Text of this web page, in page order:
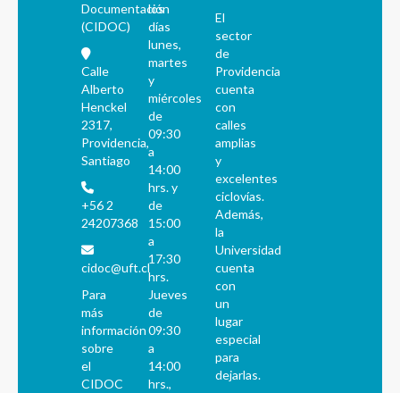
Documentación
(CIDOC)
Calle
Alberto
Henckel
2317,
Providencia,
Santiago
+56 2
24207368
cidoc@uft.cl
Para
más
información
sobre
el
CIDOC
los
días
lunes,
martes
y
miércoles
de
09:30
a
14:00
hrs. y
de
15:00
a
17:30
hrs.
Jueves
de
09:30
a
14:00
hrs.,
El
sector
de
Providencia
cuenta
con
calles
amplias
y
excelentes
ciclovías.
Además,
la
Universidad
cuenta
con
un
lugar
especial
para
dejarlas.